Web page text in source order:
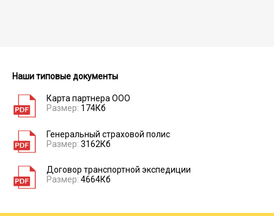
Наши типовые документы
Карта партнера ООО
Размер: 174Кб
Генеральный страховой полис
Размер: 3162Кб
Договор транспортной экспедиции
Размер: 4664Кб